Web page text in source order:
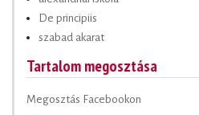
De principiis
szabad akarat
Tartalom megosztása
Megosztás Facebookon